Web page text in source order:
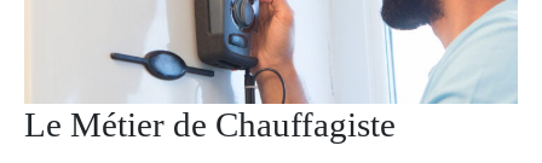
Le Métier de Chauffagiste